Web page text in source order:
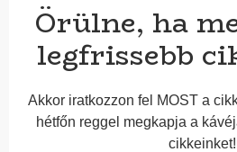
Örülne, ha
legfrissebb
Akkor iratkozzon fel MOST a
hétfőn reggel megkapja a
cikkeinket!